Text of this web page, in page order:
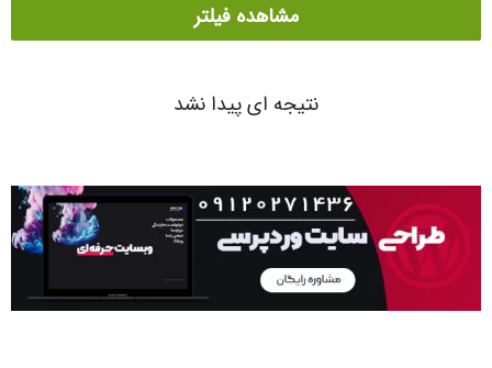
مشاهده فیلتر
نتیجه ای پیدا نشد